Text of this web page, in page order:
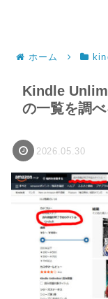
ホーム
Kindle
の一覧を調
2026.05.30